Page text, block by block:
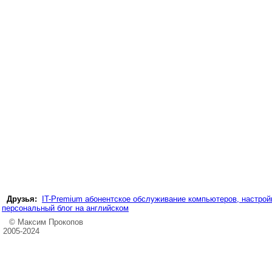
Друзья:
IT-Premium абонентское обслуживание компьютеров,
персональный блог на английском
© Максим Прокопов
2005-2024